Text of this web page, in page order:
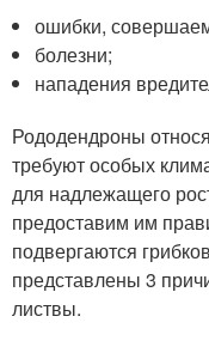
ошибки,
болезни;
нападения
Рододендроны
требуют особых
для надлежащего
предоставим им
подвергаются
представлены 3
листвы.